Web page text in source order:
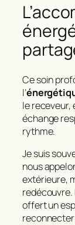
Ce soin
l’
le receveur,
échange
rythme.
Je suis
nous
extérieure,
offert un